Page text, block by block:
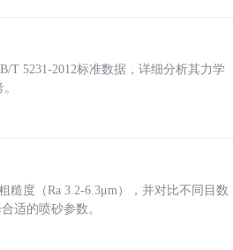
T 5231-2012标准数据，详细分析其力学
糙度（Ra 3.2-6.3μm），并对比不同目数
适的喷砂参数。